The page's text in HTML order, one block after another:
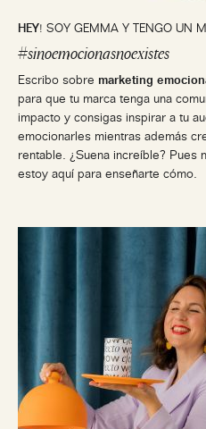
HEY! SOY GEMMA Y TENGO UN
#sinoemocionasnoexistes
Escribo sobre marketing
para que tu marca tenga una
impacto y consigas inspirar a tu
emocionarles mientras además
rentable. ¿Suena increíble? Pues
estoy aquí para enseñarte cómo.